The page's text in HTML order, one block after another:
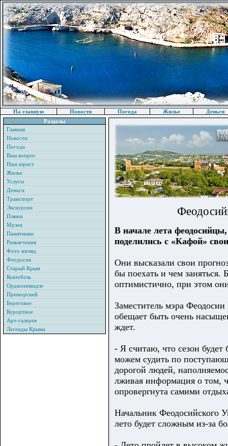
На главную Новости Погода Жилье
Деньги
Разделы
Главная
Новости
Погода
Ваш вопрос
Наш юрист
Жилье
Услуги
Деньги
Транспорт
Экскурсии
Пляжи
Музеи
Памятники
Развлечения
Фото взгляд
Феодосия
Старый Крым
Коктебель
Орджоникидзе
Приморский
Береговое
Курортное
Арт-галерея
Легенды Крыма
В начале лета
поделились с «Кафой»
Они высказали свои
бы поехать и чем заняться.
оптимистично, при этом
Заместитель мэра
обещает быть очень
ждет.
- Я считаю, что сезон
можем судить по
дорогой людей,
лживая информация о том,
опровергнута самими
Начальник Феодосийского
лето будет сложным из-за